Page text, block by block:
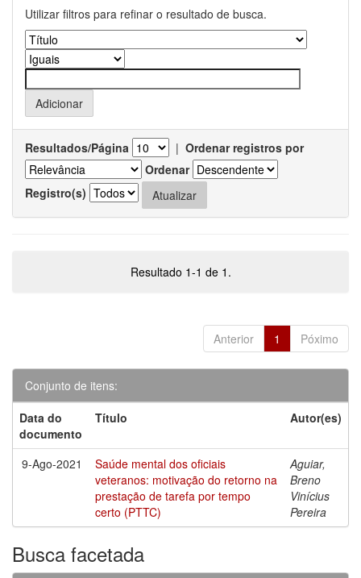
Utilizar filtros para refinar o resultado de busca.
Resultados/Página | Ordenar registros por
Ordenar
Registro(s)
Resultado 1-1 de 1.
Anterior 1 Póximo
Conjunto de itens:
Data do
documento
Título Autor(es)
9-Ago-2021
Saúde mental dos oficiais
veteranos: motivação do retorno na
prestação de tarefa por tempo
certo (PTTC)
Aguiar,
Breno
Vinícius
Pereira
Busca facetada